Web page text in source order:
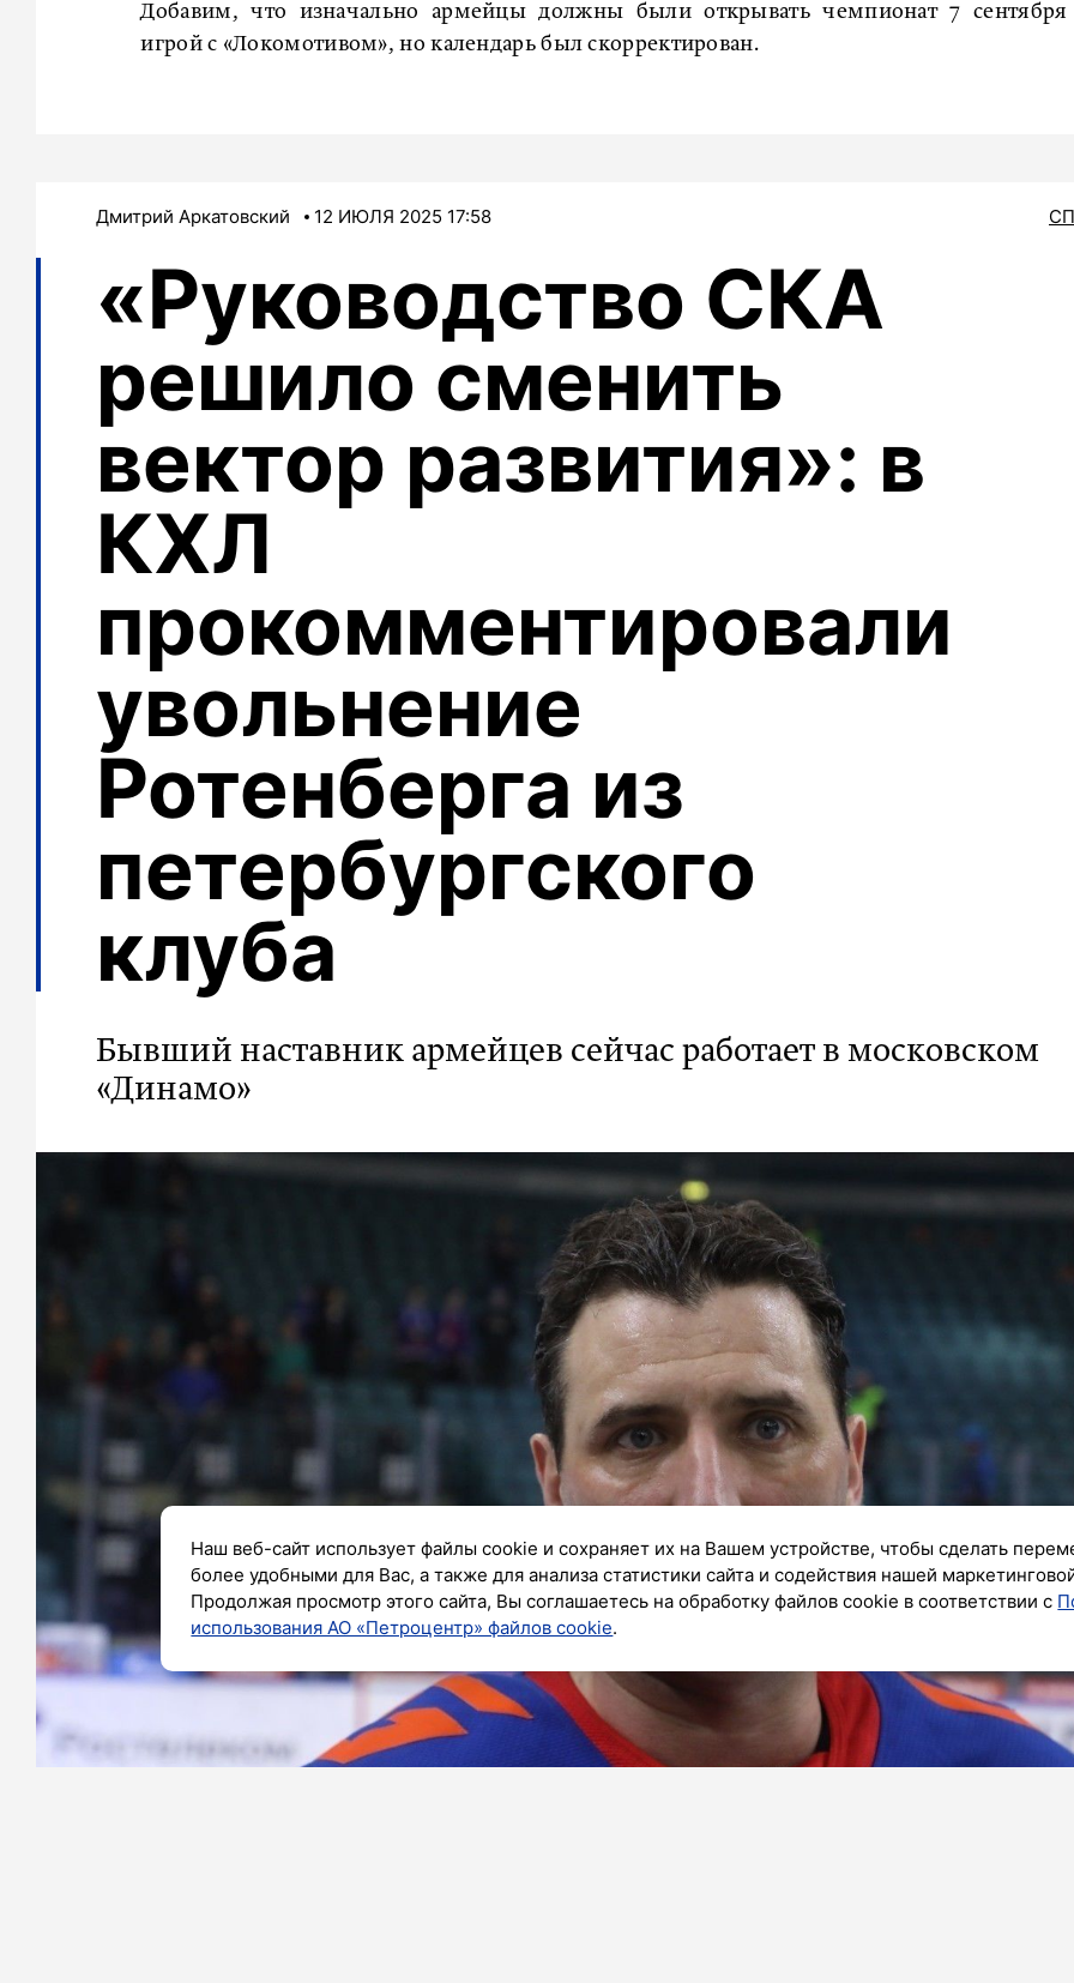
Добавим, что изначально армейцы должны были открывать чемпионат 7 сентября
игрой с «Локомотивом», но календарь был скорректирован.
Дмитрий Аркатовский 12 ИЮЛЯ 2025 17:58
«Руководство СКА
решило сменить
вектор развития»: в
КХЛ
прокомментировали
увольнение
Ротенберга из
петербургского
клуба
Бывший наставник армейцев сейчас работает в московском
«Динамо»
Наш веб-сайт использует файлы cookie и сохраняет их на Вашем устройстве, чтобы сделать
более удобными для Вас, а также для анализа статистики сайта и содействия нашей
Продолжая просмотр этого сайта, Вы соглашаетесь на обработку файлов cookie в соответствии с
использования АО «Петроцентр» файлов cookie.